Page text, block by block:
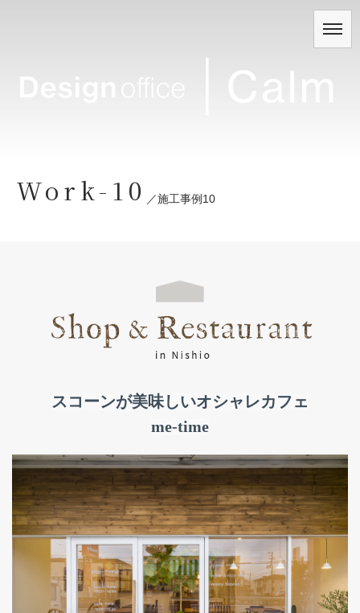
Work-10 ／施工事例10
スコーンが美味しいオシャレカフェ
me-time